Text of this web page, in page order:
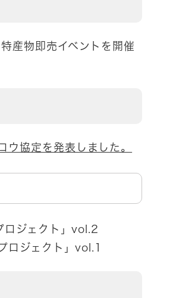
産物即売イベントを開催
ウ協定を発表しました。
ジェクト」vol.2
ロジェクト」vol.1